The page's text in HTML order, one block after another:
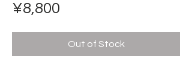
¥8,800
Out of Stock